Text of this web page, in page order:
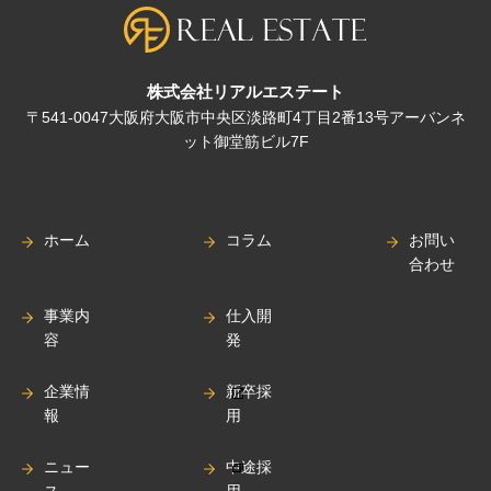
株式会社リアルエステート
〒541-0047大阪府大阪市中央区淡路町4丁目2番13号アーバンネ
ット御堂筋ビル7F
ホーム
事業内
容
企業情
報
ニュー
コラム
仕入開
発
新卒採
用
中途採
お問い
合わせ